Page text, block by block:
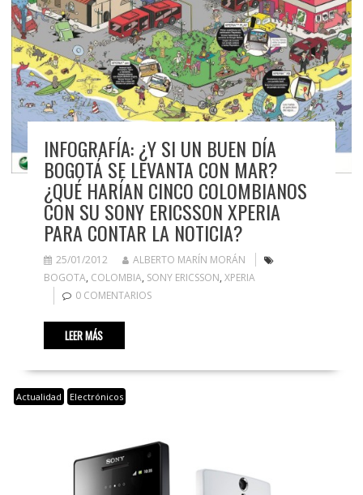
INFOGRAFÍA: ¿Y SI UN BUEN DÍA
BOGOTÁ SE LEVANTA CON MAR?
¿QUÉ HARÍAN CINCO COLOMBIANOS
CON SU SONY ERICSSON XPERIA
PARA CONTAR LA NOTICIA?
25/01/2012
ALBERTO MARÍN MORÁN
BOGOTA, COLOMBIA, SONY ERICSSON, XPERIA
0 COMENTARIOS
LEER MÁS
Actualidad Electrónicos